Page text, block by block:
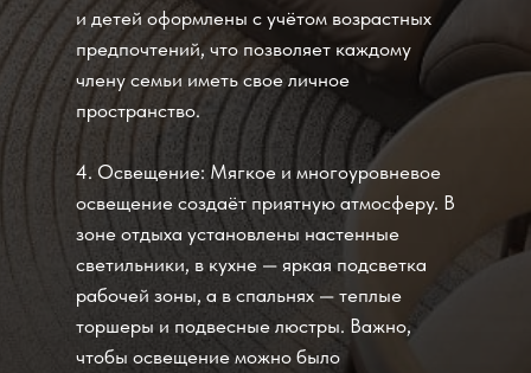
и детей оформлены с учётом возрастных
предпочтений, что позволяет каждому
члену семьи иметь свое личное
пространство.
4. Освещение: Мягкое и многоуровневое
освещение создаёт приятную атмосферу. В
зоне отдыха установлены настенные
светильники, в кухне — яркая подсветка
рабочей зоны, а в спальнях — теплые
торшеры и подвесные люстры. Важно,
чтобы освещение можно было